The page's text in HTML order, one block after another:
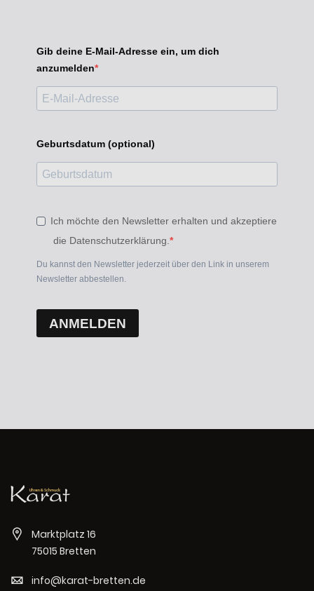
Gib deine E-Mail-Adresse ein, um dich
anzumelden
Geburtsdatum (optional)
Ich möchte den Newsletter erhalten und akzeptiere
die Datenschutzerklärung.
Du kannst den Newsletter jederzeit über den Link in unserem
Newsletter abbestellen.
ANMELDEN
Marktplatz 16
75015 Bretten
info@karat-bretten.de